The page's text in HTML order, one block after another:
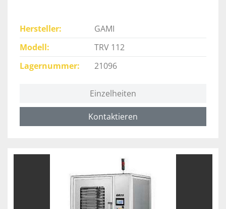
Hersteller
GAMI
Modell
TRV 112
Lagernummer
21096
Einzelheiten
Kontaktieren